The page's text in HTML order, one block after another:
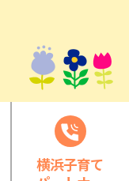
横浜子育て